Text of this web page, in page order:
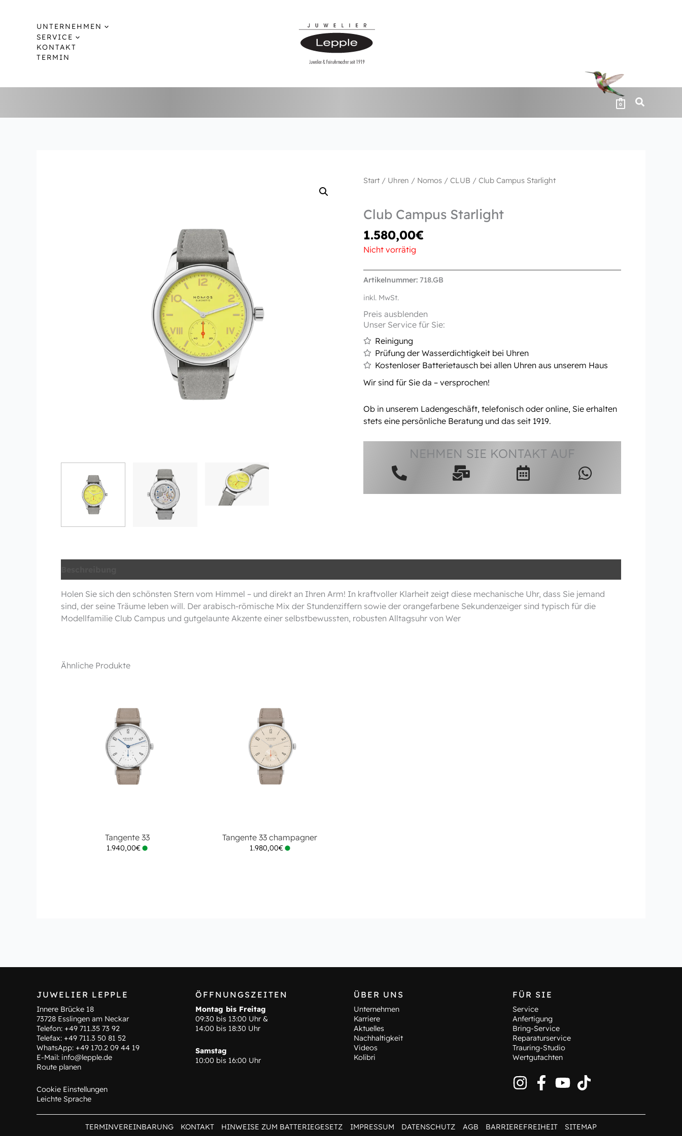
UNTERNEHMEN
SERVICE
KONTAKT
TERMIN
0
Start / Uhren / Nomos /CLUB / Club Campus Starlight
Club Campus Starlight
1.580,00€
Nicht vorrätig
Artikelnummer: 718.GB
inkl. MwSt.
Preis ausblenden
Unser Service für Sie:
Reinigung
Prüfung der Wasserdichtigkeit bei Uhren
Kostenloser Batterietausch bei allen Uhren aus unserem Haus
Wir sind für Sie da – versprochen!
Ob in unserem Ladengeschäft, telefonisch oder online, Sie erhalten
stets eine persönliche Beratung und das seit 1919.
NEHMEN SIE KONTAKT AUF
Holen Sie sich den schönsten Stern vom Himmel – und direkt an Ihren Arm! In kraftvoller Klarheit zeigt diese mechanische Uhr, dass Sie jemand
sind, der seine Träume leben will. Der arabisch-römische Mix der Stundenziffern sowie der orangefarbene Sekundenzeiger sind typisch für die
Modellfamilie Club Campus und gutgelaunte Akzente einer selbstbewussten, robusten Alltagsuhr von Wer
Ähnliche Produkte
Tangente 33
1.940,00€
Tangente 33 champagner
1.980,00€
JUWELIER LEPPLE
Innere Brücke 18
73728 Esslingen am Neckar
Telefon: +49 711.35 73 92
Telefax: +49 711.3 50 81 52
WhatsApp: +49 170.2 09 44 19
E-Mail: info@lepple.de
Route planen
Cookie Einstellungen
Leichte Sprache
ÖFFNUNGSZEITEN
Montag bis Freitag
09:30 bis 13:00 Uhr &
14:00 bis 18:30 Uhr
Samstag
10:00 bis 16:00 Uhr
ÜBER UNS
Unternehmen
Karriere
Aktuelles
Nachhaltigkeit
Videos
Kolibri
FÜR SIE
Service
Anfertigung
Bring-Service
Reparaturservice
Trauring-Studio
Wertgutachten
TERMINVEREINBARUNG KONTAKT HINWEISE ZUM BATTERIEGESETZ IMPRESSUM DATENSCHUTZ AGB BARRIEREFREIHEIT SITEMAP